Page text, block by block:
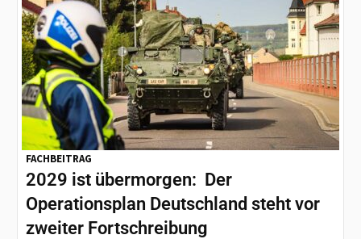
FACHBEITRAG
2029 ist übermorgen: Der
Operationsplan Deutschland steht vor
zweiter Fortschreibung